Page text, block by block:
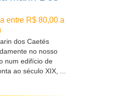
entre R$ 80,00 a
dos Caetés
no nosso
num edifício de
ao século XIX, ...